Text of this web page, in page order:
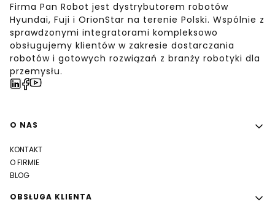
Firma Pan Robot jest dystrybutorem robotów
Hyundai, Fuji i OrionStar na terenie Polski. Wspólnie z
sprawdzonymi integratorami kompleksowo
obsługujemy klientów w zakresie dostarczania
robotów i gotowych rozwiązań z branży robotyki dla
przemysłu.
Linki w stopce
O NAS
KONTAKT
O FIRMIE
BLOG
OBSŁUGA KLIENTA